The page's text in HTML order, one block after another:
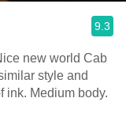
9.3
new world Cab
style and
ink. Medium body.